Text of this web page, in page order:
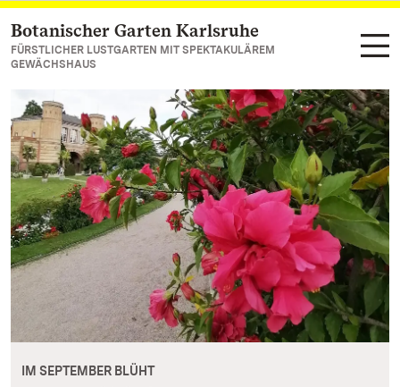
Zum Hauptinhalt springen
Botanischer Garten Karlsruhe
FÜRSTLICHER LUSTGARTEN MIT SPEKTAKULÄREM
GEWÄCHSHAUS
IM SEPTEMBER BLÜHT